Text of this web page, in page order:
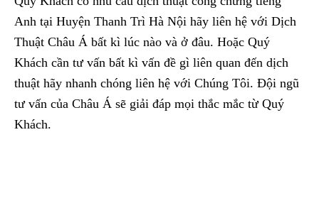
Anh tại Huyện Thanh Trì Hà Nội hãy liên hệ với Dịch
Thuật Châu Á bất kì lúc nào và ở đâu. Hoặc Quý
Khách cần tư vấn bất kì vấn đề gì liên quan đến dịch
thuật hãy nhanh chóng liên hệ với Chúng Tôi. Đội ngũ
tư vấn của Châu Á sẽ giải đáp mọi thắc mắc từ Quý
Khách.